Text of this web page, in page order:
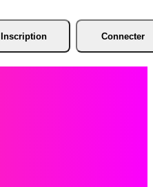
Inscription Connecter